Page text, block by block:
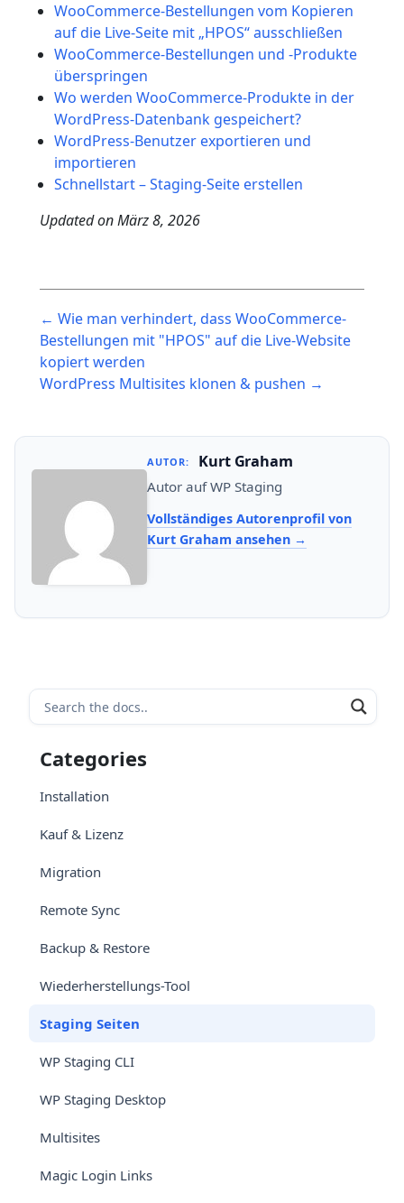
WooCommerce-Bestellungen vom Kopieren
auf die Live-Seite mit „HPOS“ ausschließen
WooCommerce-Bestellungen und -Produkte
überspringen
Wo werden WooCommerce-Produkte in der
WordPress-Datenbank gespeichert?
WordPress-Benutzer exportieren und
importieren
Schnellstart – Staging-Seite erstellen
Updated onMärz 8, 2026
navigation
← Wie man verhindert, dass WooCommerce-
Bestellungen mit "HPOS" auf die Live-Website
kopiert werden
WordPress Multisites klonen & pushen →
AUTOR: Kurt Graham
Autor auf WP Staging
Vollständiges Autorenprofil von
Kurt Graham ansehen
Categories
Installation
Kauf & Lizenz
Migration
Remote Sync
Backup & Restore
Wiederherstellungs-Tool
Staging Seiten
WP Staging CLI
WP Staging Desktop
Multisites
Magic Login Links